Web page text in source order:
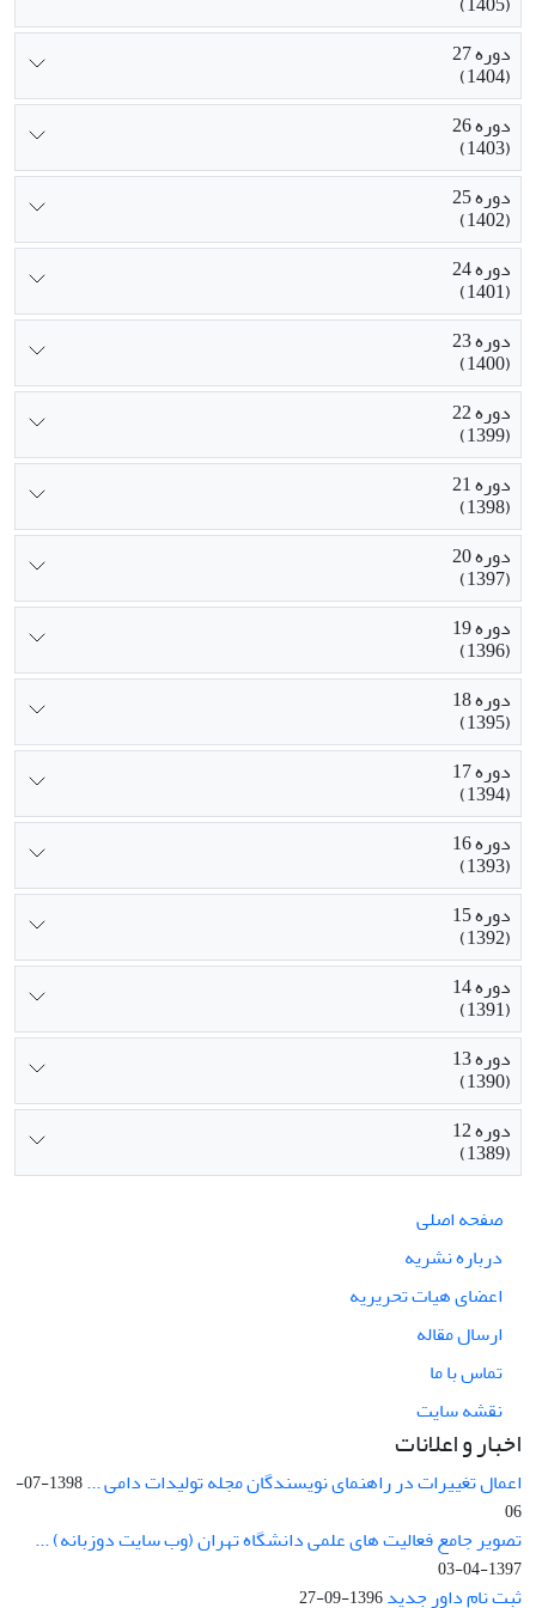
دوره 27
(1404)
دوره 26
(1403)
دوره 25
(1402)
دوره 24
(1401)
دوره 23
(1400)
دوره 22
(1399)
دوره 21
(1398)
دوره 20
(1397)
دوره 19
(1396)
دوره 18
(1395)
دوره 17
(1394)
دوره 16
(1393)
دوره 15
(1392)
دوره 14
(1391)
دوره 13
(1390)
دوره 12
(1389)
صفحه اصلی
درباره نشریه
اعضای هیات تحریریه
ارسال مقاله
تماس با ما
نقشه سایت
اخبار و اعلانات
اعمال تغییرات در راهنمای نویسندگان مجله تولیدات دامی ...
1398-07-
06
تصویر جامع فعالیت های علمی دانشگاه تهران (وب سایت دوزبانه) ...
1397-04-03
ثبت نام داور جدید1396-09-27